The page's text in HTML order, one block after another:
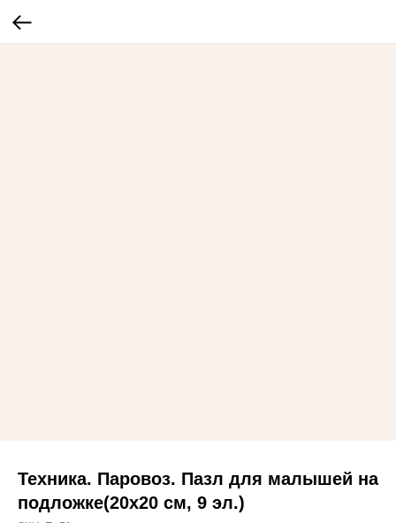
Техника. Паровоз. Пазл для малышей на
подложке(20х20 см, 9 эл.)